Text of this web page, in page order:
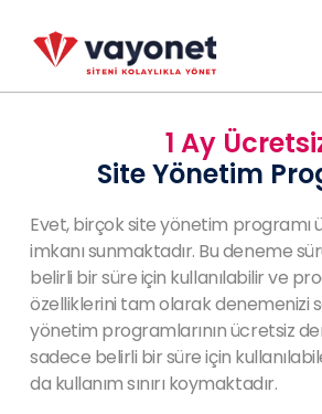
1 Ay
Site Yönetim
Evet, birçok site yönetim programı
imkanı sunmaktadır. Bu deneme
belirli bir süre için kullanılabilir ve
özelliklerini tam olarak denemenizi
yönetim programlarının ücretsiz
sadece belirli bir süre için
da kullanım sınırı koymaktadır.